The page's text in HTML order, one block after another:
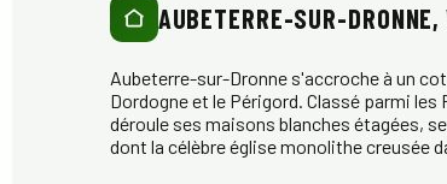
AUBETERRE-SUR-
Aubeterre-sur-Dronne s'accroche à un
Dordogne et le Périgord. Classé parmi
déroule ses maisons blanches étagées,
dont la célèbre église monolithe creusée